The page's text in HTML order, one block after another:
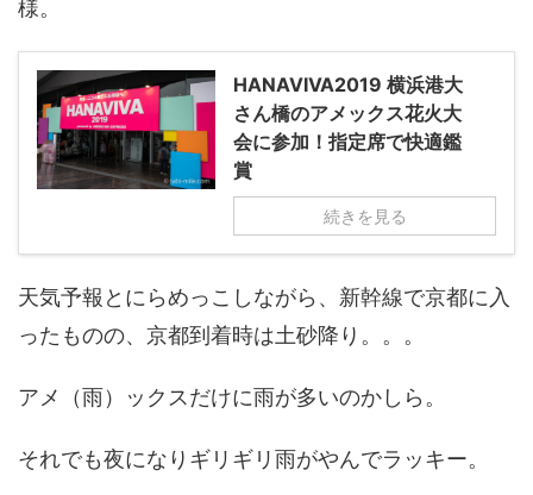
様。
HANAVIVA2019 横浜港大
さん橋のアメックス花火大
会に参加！指定席で快適鑑
賞
続きを見る
天気予報とにらめっこしながら、新幹線で京都に入
ったものの、京都到着時は土砂降り。。。
アメ（雨）ックスだけに雨が多いのかしら。
それでも夜になりギリギリ雨がやんでラッキー。